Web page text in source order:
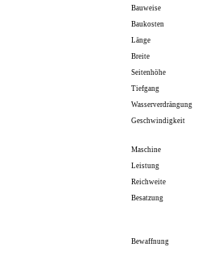
Bauweise
Baukosten
Länge
Breite
Seitenhöhe
Tiefgang
Wasserverdrängung
Geschwindigkeit
Maschine
Leistung
Reichweite
Besatzung
Bewaffnung